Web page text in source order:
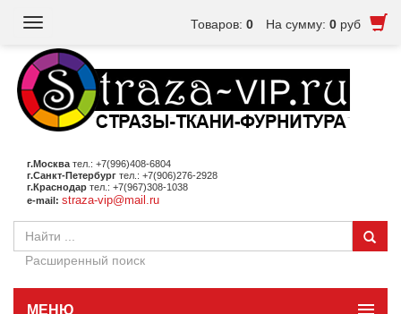
Товаров: 0 На сумму: 0 руб
Toggle
г.Москва тел.: +7(996)408-6804
г.Санкт-Петербург тел.: +7(906)276-2928
г.Краснодар тел.: +7(967)308-1038
e-mail: straza-vip@mail.ru
Расширенный поиск
МЕНЮ